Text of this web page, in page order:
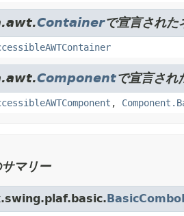
Containerで宣言された
Componentで宣言され
,
マリー